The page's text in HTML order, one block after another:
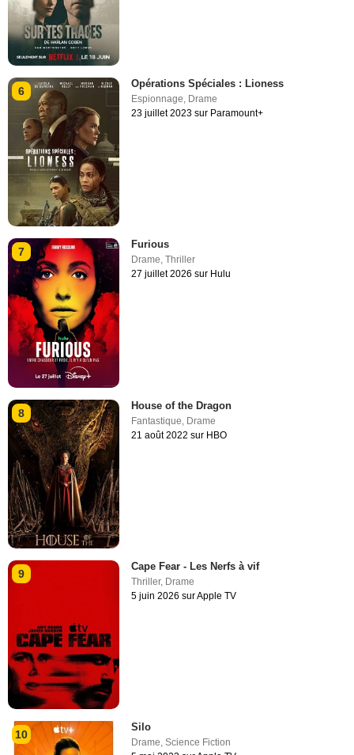
6
Opérations Spéciales : Lioness
Espionnage, Drame
23 juillet 2023 sur Paramount+
7
Furious
Drame,Thriller
27 juillet 2026 sur Hulu
8
House of the Dragon
Fantastique Drame
21 août 2022 sur HBO
9
Cape Fear - Les Nerfs à vif
Thriller, Drame
5 juin 2026 sur Apple TV
10
Silo
Drame,Science Fiction